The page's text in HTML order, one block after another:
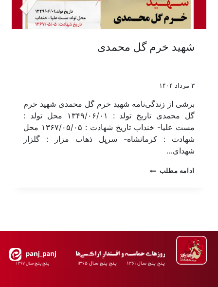
شهید خرم گل محمدی
۳ مرداد ۱۴۰۴
برشی از زندگی‌نامه شهید خرم گل محمدی شهید خرم
گل محمدی تاریخ تولد : ۱۳۴۹/۰۶/۰۱ محل تولد :
مست علیا- خنداب تاریخ شهادت : ۱۳۶۷/۰۵/۰۵ محل
شهادت : کرمانشاه- سرپل ذهاب مزار : گلزار
شهدای…
ادامه مطلب
پـنجِ پنـج سـال ۱۳۶۱ پـنجِ پنـج سـال ۱۳۶۵ پـنجِ پنـجِ سـال ۱۳۶۷